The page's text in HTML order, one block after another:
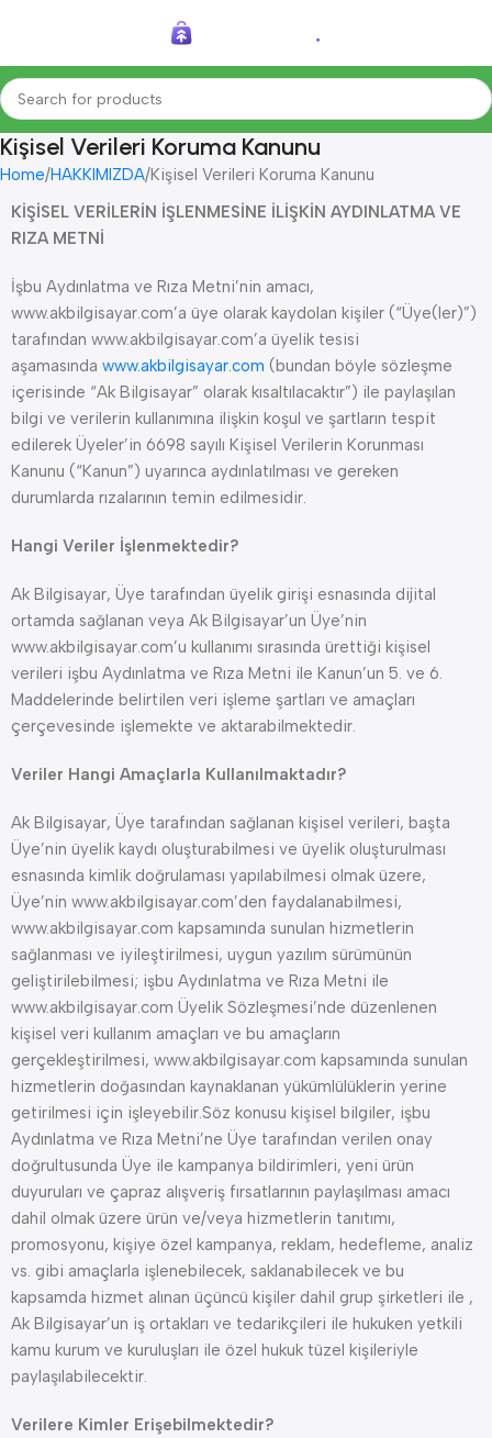
Kişisel Verileri Koruma Kanunu
Home HAKKIMIZDA Kişisel Verileri Koruma Kanunu
KİŞİSEL VERİLERİN İŞLENMESİNE İLİŞKİN AYDINLATMA VE
RIZA METNİ
İşbu Aydınlatma ve Rıza Metni’nin amacı,
www.akbilgisayar.com’a üye olarak kaydolan kişiler (“Üye(ler)”)
tarafından www.akbilgisayar.com’a üyelik tesisi
aşamasında www.akbilgisayar.com (bundan böyle sözleşme
içerisinde “Ak Bilgisayar” olarak kısaltılacaktır”) ile paylaşılan
bilgi ve verilerin kullanımına ilişkin koşul ve şartların tespit
edilerek Üyeler’in 6698 sayılı Kişisel Verilerin Korunması
Kanunu (“Kanun”) uyarınca aydınlatılması ve gereken
durumlarda rızalarının temin edilmesidir.
Hangi Veriler İşlenmektedir?
Ak Bilgisayar, Üye tarafından üyelik girişi esnasında dijital
ortamda sağlanan veya Ak Bilgisayar’un Üye’nin
www.akbilgisayar.com’u kullanımı sırasında ürettiği kişisel
verileri işbu Aydınlatma ve Rıza Metni ile Kanun’un 5. ve 6.
Maddelerinde belirtilen veri işleme şartları ve amaçları
çerçevesinde işlemekte ve aktarabilmektedir.
Veriler Hangi Amaçlarla Kullanılmaktadır?
Ak Bilgisayar, Üye tarafından sağlanan kişisel verileri, başta
Üye’nin üyelik kaydı oluşturabilmesi ve üyelik oluşturulması
esnasında kimlik doğrulaması yapılabilmesi olmak üzere,
Üye’nin www.akbilgisayar.com’den faydalanabilmesi,
www.akbilgisayar.com kapsamında sunulan hizmetlerin
sağlanması ve iyileştirilmesi, uygun yazılım sürümünün
geliştirilebilmesi; işbu Aydınlatma ve Rıza Metni ile
www.akbilgisayar.com Üyelik Sözleşmesi’nde düzenlenen
kişisel veri kullanım amaçları ve bu amaçların
gerçekleştirilmesi, www.akbilgisayar.com kapsamında sunulan
hizmetlerin doğasından kaynaklanan yükümlülüklerin yerine
getirilmesi için işleyebilir.Söz konusu kişisel bilgiler, işbu
Aydınlatma ve Rıza Metni’ne Üye tarafından verilen onay
doğrultusunda Üye ile kampanya bildirimleri, yeni ürün
duyuruları ve çapraz alışveriş fırsatlarının paylaşılması amacı
dahil olmak üzere ürün ve/veya hizmetlerin tanıtımı,
promosyonu, kişiye özel kampanya, reklam, hedefleme, analiz
vs. gibi amaçlarla işlenebilecek, saklanabilecek ve bu
kapsamda hizmet alınan üçüncü kişiler dahil grup şirketleri ile ,
Ak Bilgisayar’un iş ortakları ve tedarikçileri ile hukuken yetkili
kamu kurum ve kuruluşları ile özel hukuk tüzel kişileriyle
paylaşılabilecektir.
Verilere Kimler Erişebilmektedir?